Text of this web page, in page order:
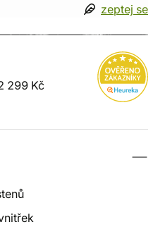
zeptej se
299 Kč